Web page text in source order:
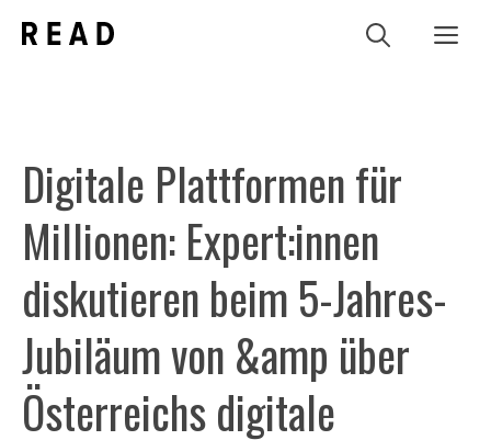
Inhalt
Digitale Plattformen für
Millionen: Expert:innen
diskutieren beim 5-Jahres-
Jubiläum von &amp über
Österreichs digitale